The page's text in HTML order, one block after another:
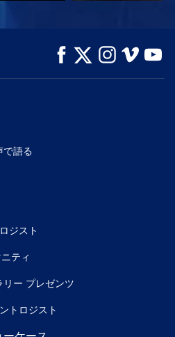
シリーズを探求
で語る
ジスト
ティ
リー プレゼンツ
トロジスト